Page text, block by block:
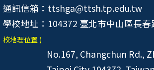
通訊信箱：ttshga@ttsh.tp.edu.tw
學校地址：104372 臺北市中山區長春
校地理位置 )
No.167, Changchun Rd.,